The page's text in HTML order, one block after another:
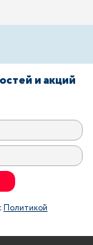
и акций
Политикой